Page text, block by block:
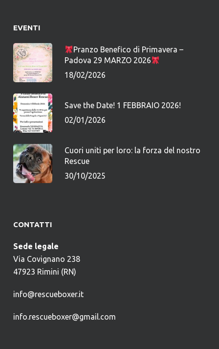
EVENTI
Pranzo Benefico di Primavera –
Padova 29 MARZO 2026
18/02/2026
Save the Date! 1 FEBBRAIO 2026!
02/01/2026
Cuori uniti per loro: la forza del nostro
Rescue
30/10/2025
CONTATTI
Sede legale
Via Covignano 238
47923 Rimini (RN)
info@rescueboxer.it
info.rescueboxer@gmail.com